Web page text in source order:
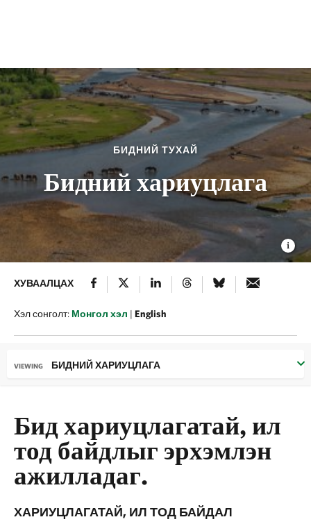
БИДНИЙ ТУХАЙ
Бидний хариуцлага
ХУВААЛЦАХ
Хэл сонголт: Монгол хэл | English
VIEWING БИДНИЙ ХАРИУЦЛАГА
Бид хариуцлагатай, ил
тод байдлыг эрхэмлэн
ажилладаг.
ХАРИУЦЛАГАТАЙ, ИЛ ТОД БАЙДАЛ